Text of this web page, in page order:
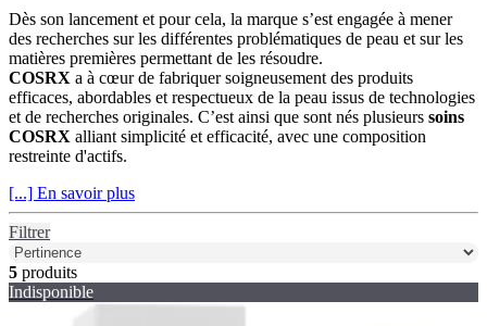
Dès son lancement et pour cela, la marque s’est engagée à mener
des recherches sur les différentes problématiques de peau et sur les
matières premières permettant de les résoudre.
COSRX a à cœur de fabriquer soigneusement des produits
efficaces, abordables et respectueux de la peau issus de technologies
et de recherches originales. C’est ainsi que sont nés plusieurs soins
COSRX alliant simplicité et efficacité, avec une composition
restreinte d'actifs.
[...] En savoir plus
Filtrer
5 produits
Indisponible